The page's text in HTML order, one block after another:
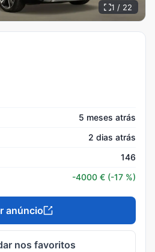
1 / 22
5 meses atrás
2 dias atrás
146
-4000 € (-17 %)
anúncio
nos favoritos